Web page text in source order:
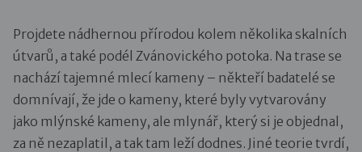
Projdete nádhernou přírodou kolem několika skalních
útvarů, a také podél Zvánovického potoka. Na trase se
nachází tajemné mlecí kameny – někteří badatelé se
domnívají, že jde o kameny, které byly vytvarovány
jako mlýnské kameny, ale mlynář, který si je objednal,
za ně nezaplatil, a tak tam leží dodnes. Jiné teorie tvrdí,